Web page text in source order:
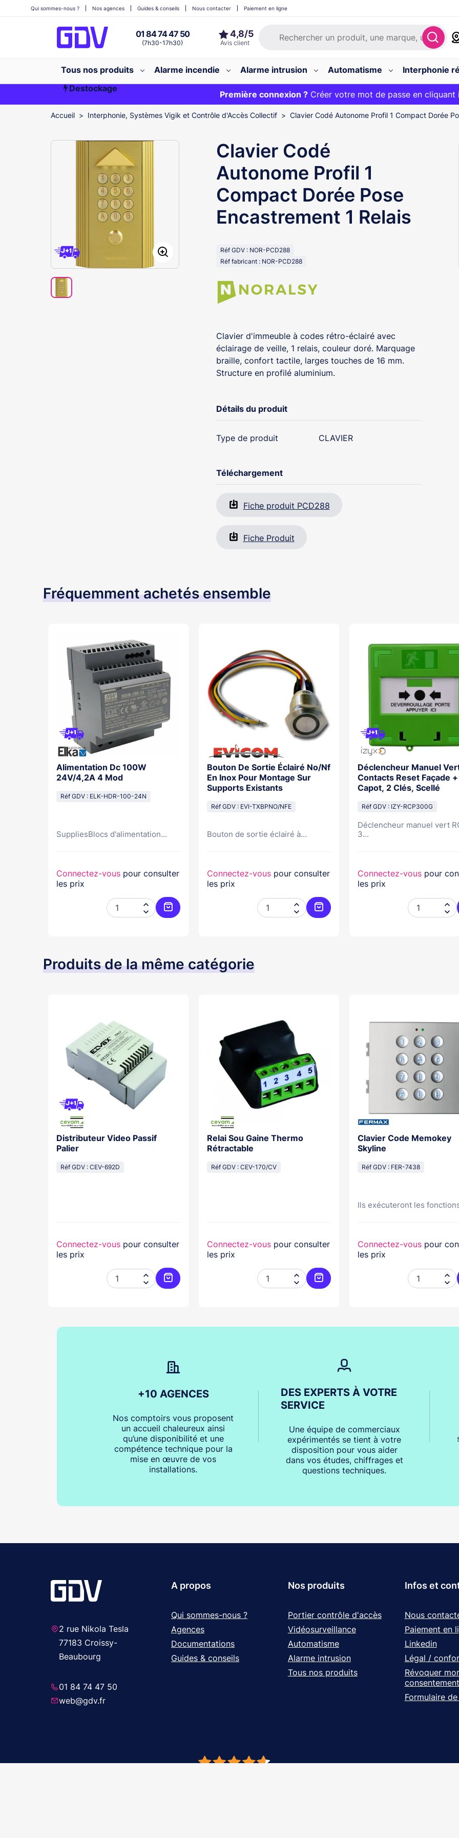
01 84 74 47 50
(7h30-17h30)
Qui sommes-nous ? Nos agences Guides & conseils Nous contacter Paiement en ligne
Tous nos produits Alarme incendie Alarme intrusion Automatisme Interphonie
Destockage
Première commande ?20€ OFFERT sur votre panier et livraison 24/48h gratuite
Première connexion ?Créer votre mot de passe en cliquant
EXCLU WEB :
Accueil Interphonie, Systèmes Vigik et Contrôle d'Accès Collectif Clavier Codé Autonome Profil 1 Compact Dorée
Clavier Codé
Autonome Profil 1
Compact Dorée Pose
Encastrement 1 Relais
Réf GDV : NOR-PCD288
Réf fabricant : NOR-PCD288
Clavier d'immeuble à codes rétro-éclairé avec
éclairage de veille, 1 relais, couleur doré. Marquage
braille, confort tactile, larges touches de 16 mm.
Structure en profilé aluminium.
Détails du produit
Type de produit CLAVIER
Téléchargement
Fiche produit PCD288
Fiche Produit
Fréquemment achetés ensemble
Alimentation Dc 100W
24V/4,2A 4 Mod
Réf GDV : ELK-HDR-100-24N
SuppliesBlocs d'alimentation...
Connectez-vous pour consulter
les prix


Ajouter au panier
Bouton De Sortie Éclairé No/Nf
En Inox Pour Montage Sur
Supports Existants
Réf GDV : EVI-TXBPNO/NFE
Bouton de sortie éclairé à...
Connectez-vous pour consulter
les prix


Ajouter au panier
Déclencheur Manuel
Contacts Reset Façade +
Capot, 2 Clés, Scellé
Réf GDV : IZY-RCP300G
Déclencheur manuel vert
3...
Connectez-vous pour
les prix


Produits de la même catégorie
Distributeur Video Passif
Palier
Réf GDV : CEV-692D
Connectez-vous pour consulter
les prix


Ajouter au panier
Relai Sou Gaine Thermo
Rétractable
Réf GDV : CEV-170/CV
Connectez-vous pour consulter
les prix


Ajouter au panier
Clavier Code Memokey
Skyline
Réf GDV : FER-7438
Ils exécuteront les
Connectez-vous pour
les prix


+10 AGENCES
Nos comptoirs vous proposent
un accueil chaleureux ainsi
qu’une disponibilité et une
compétence technique pour la
mise en œuvre de vos
installations.
DES EXPERTS À VOTRE
SERVICE
Une équipe de commerciaux
expérimentés se tient à votre
disposition pour vous aider
dans vos études, chiffrages et
questions techniques.
2 rue Nikola Tesla
77183 Croissy-
Beaubourg
01 84 74 47 50
web@gdv.fr
A propos
Qui sommes-nous ?
Agences
Documentations
Guides & conseils
Nos produits
Portier contrôle d'accès
Vidéosurveillance
Automatisme
Alarme intrusion
Tous nos produits
Infos et
Nous
Paiement en
Linkedin
Légal /
Révoquer
consentement
Formulaire